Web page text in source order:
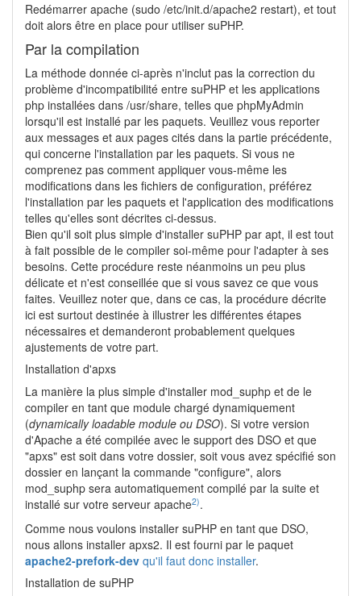
Redémarrer apache (sudo /etc/init.d/apache2 restart), et tout
doit alors être en place pour utiliser suPHP.
Par la compilation
La méthode donnée ci-après n'inclut pas la correction du
problème d'incompatibilité entre suPHP et les applications
php installées dans /usr/share, telles que phpMyAdmin
lorsqu'il est installé par les paquets. Veuillez vous reporter
aux messages et aux pages cités dans la partie précédente,
qui concerne l'installation par les paquets. Si vous ne
comprenez pas comment appliquer vous-même les
modifications dans les fichiers de configuration, préférez
l'installation par les paquets et l'application des modifications
telles qu'elles sont décrites ci-dessus.
Bien qu'il soit plus simple d'installer suPHP par apt, il est tout
à fait possible de le compiler soi-même pour l'adapter à ses
besoins. Cette procédure reste néanmoins un peu plus
délicate et n'est conseillée que si vous savez ce que vous
faites. Veuillez noter que, dans ce cas, la procédure décrite
ici est surtout destinée à illustrer les différentes étapes
nécessaires et demanderont probablement quelques
ajustements de votre part.
Installation d'apxs
La manière la plus simple d'installer mod_suphp et de le
compiler en tant que module chargé dynamiquement
(dynamically loadable module ou DSO). Si votre version
d'Apache a été compilée avec le support des DSO et que
"apxs" est soit dans votre dossier, soit vous avez spécifié son
dossier en lançant la commande "configure", alors
mod_suphp sera automatiquement compilé par la suite et
installé sur votre serveur apache2).
Comme nous voulons installer suPHP en tant que DSO,
nous allons installer apxs2. Il est fourni par le paquet
apache2-prefork-dev qu'il faut donc installer.
Installation de suPHP